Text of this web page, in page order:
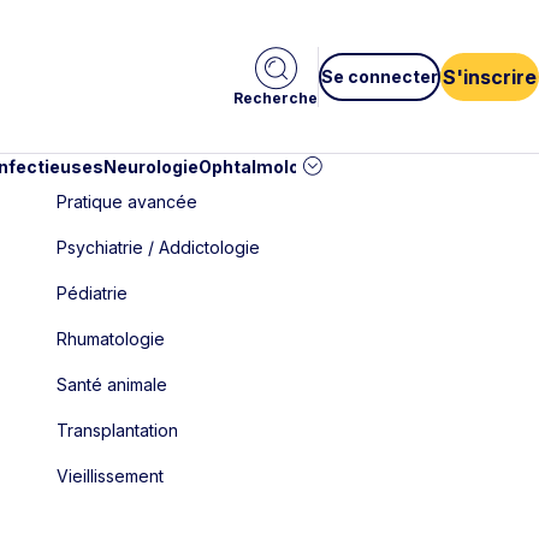
Recherche
Se connecter S'inscrire
NeurologieOphtalmologie
Pratique avancée
Psychiatrie / Addictologie
Pédiatrie
Rhumatologie
Santé animale
Transplantation
Vieillissement